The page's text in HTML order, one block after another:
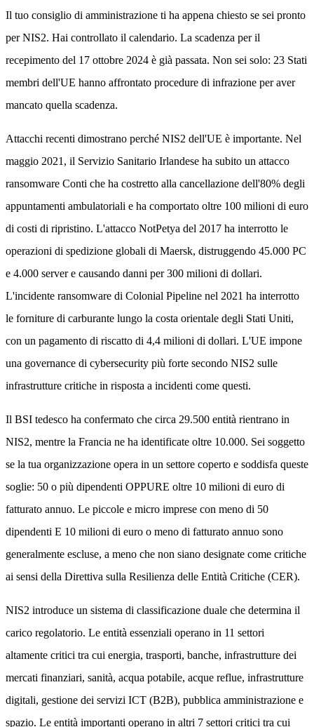
Il tuo consiglio di amministrazione ti ha appena chiesto se sei pronto
per NIS2. Hai controllato il calendario. La scadenza per il
recepimento del 17 ottobre 2024 è già passata. Non sei solo: 23 Stati
membri dell'UE hanno affrontato procedure di infrazione per aver
mancato quella scadenza.
Attacchi recenti dimostrano perché NIS2 dell'UE è importante. Nel
maggio 2021, il Servizio Sanitario Irlandese ha subito un attacco
ransomware Conti che ha costretto alla cancellazione dell'80% degli
appuntamenti ambulatoriali e ha comportato oltre 100 milioni di euro
di costi di ripristino. L'attacco NotPetya del 2017 ha interrotto le
operazioni di spedizione globali di Maersk, distruggendo 45.000 PC
e 4.000 server e causando danni per 300 milioni di dollari.
L'incidente ransomware di Colonial Pipeline nel 2021 ha interrotto
le forniture di carburante lungo la costa orientale degli Stati Uniti,
con un pagamento di riscatto di 4,4 milioni di dollari. L'UE impone
una governance di cybersecurity più forte secondo NIS2 sulle
infrastrutture critiche in risposta a incidenti come questi.
Il BSI tedesco ha confermato che circa 29.500 entità rientrano in
NIS2, mentre la Francia ne ha identificate oltre 10.000. Sei soggetto
se la tua organizzazione opera in un settore coperto e soddisfa queste
soglie: 50 o più dipendenti OPPURE oltre 10 milioni di euro di
fatturato annuo. Le piccole e micro imprese con meno di 50
dipendenti E 10 milioni di euro o meno di fatturato annuo sono
generalmente escluse, a meno che non siano designate come critiche
ai sensi della Direttiva sulla Resilienza delle Entità Critiche (CER).
NIS2 introduce un sistema di classificazione duale che determina il
carico regolatorio. Le entità essenziali operano in 11 settori
altamente critici tra cui energia, trasporti, banche, infrastrutture dei
mercati finanziari, sanità, acqua potabile, acque reflue, infrastrutture
digitali, gestione dei servizi ICT (B2B), pubblica amministrazione e
spazio. Le entità importanti operano in altri 7 settori critici tra cui